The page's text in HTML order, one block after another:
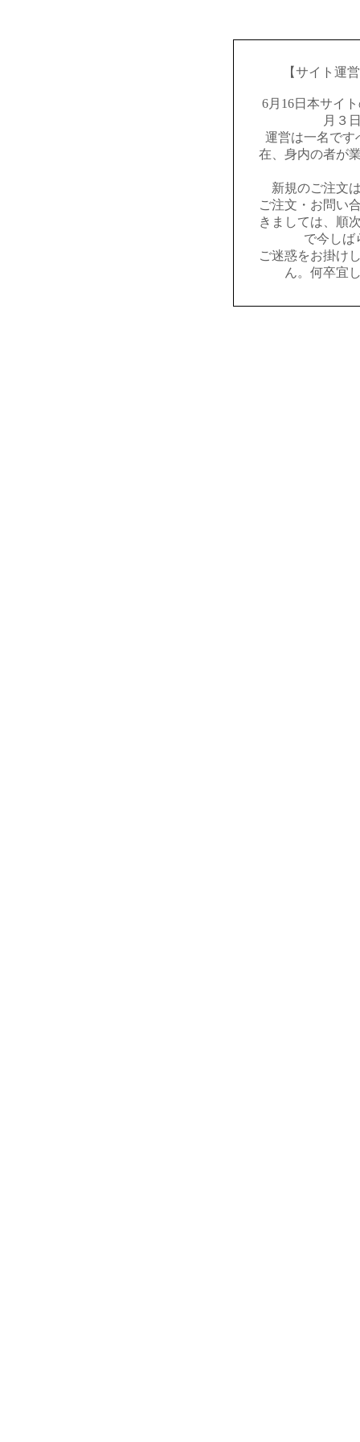
【サイト運
6月16日本サイ
月３
運営は一名です
在、身内の者が
新規のご注文
ご注文・お問い
きましては、順
で今しば
ご迷惑をお掛け
ん。何卒宜